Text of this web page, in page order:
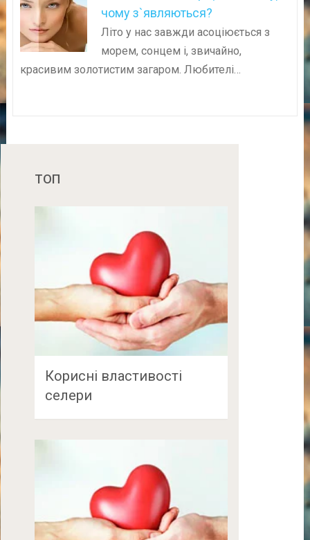
чому з`являються?
Літо у нас завжди асоціюється з
морем, сонцем і, звичайно,
красивим золотистим загаром. Любителі…
ТОП
Корисні властивості
селери